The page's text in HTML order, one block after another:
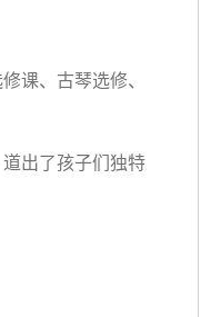
课、古琴选修、
出了孩子们独特